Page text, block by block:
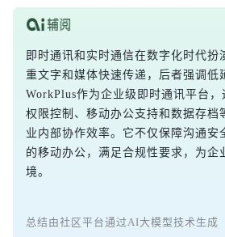
即时通讯和实时通信在数字化时代扮
重文字和媒体快速传递，后者强调低
WorkPlus作为企业级即时通讯平台
权限控制、移动办公支持和数据存档
业内部协作效率。它不仅保障沟通安
的移动办公，满足合规性要求，为企
境。
总结由社区平台通过AI大模型技术生成